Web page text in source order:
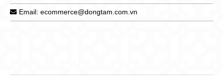
Email: ecommerce@dongtam.com.vn